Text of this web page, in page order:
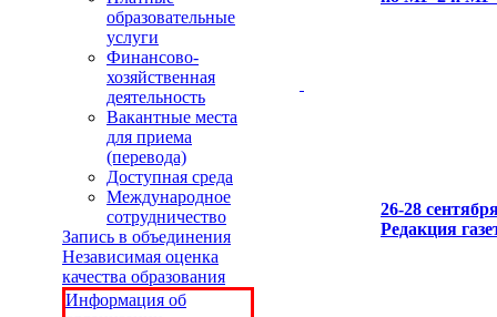
образовательные
услуги
Финансово-
хозяйственная
деятельность
Вакантные места
для приема
(перевода)
Доступная среда
Международное
сотрудничество
Запись в объединения
Независимая оценка
качества образования
Информация об
26-28
Редакция